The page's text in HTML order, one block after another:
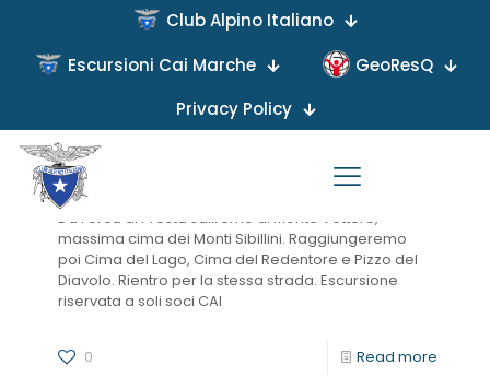
Club Alpino Italiano
Escursioni Cai Marche
GeoResQ
Privacy Policy
Categories Tags Authors Show all
on
MONTE VETTORE E MONTE REDENTORE
Da Forca di Presta saliremo al Monte Vettore,
massima cima dei Monti Sibillini. Raggiungeremo
poi Cima del Lago, Cima del Redentore e Pizzo del
Diavolo. Rientro per la stessa strada. Escursione
riservata a soli soci CAI
0 Read more